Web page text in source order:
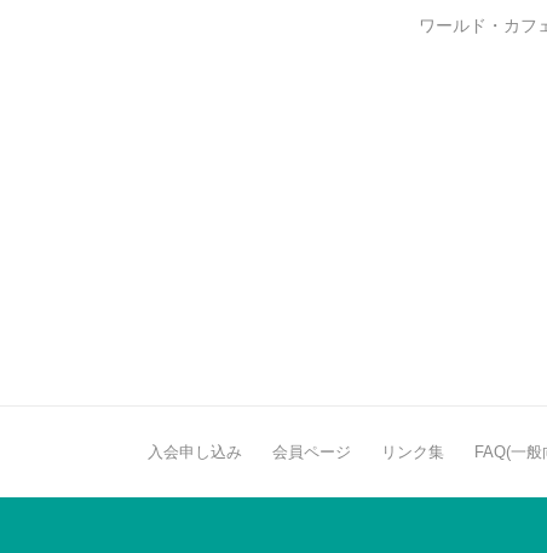
ワールド・カフ
入会申し込み 会員ページ リンク集 FAQ(一般